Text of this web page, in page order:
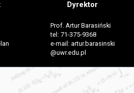
Dyrektor
Prof. Artur Barasiński
tel: 71-375-9368
e-mail: artur.barasinski
@uwr.edu.pl